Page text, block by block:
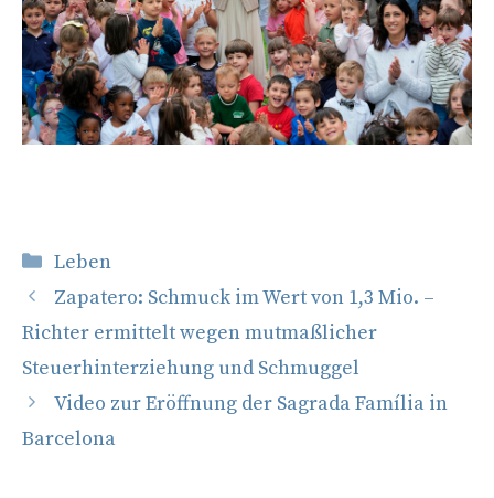
Kategorien
Leben
Zapatero: Schmuck im Wert von 1,3 Mio. –
Richter ermittelt wegen mutmaßlicher
Steuerhinterziehung und Schmuggel
Video zur Eröffnung der Sagrada Família in
Barcelona